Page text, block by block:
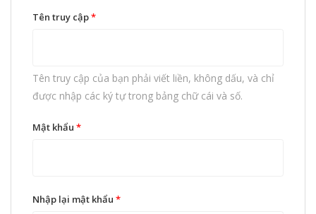
Tên truy cập*
Tên truy cập của bạn phải viết liền, không dấu, và chỉ
được nhập các ký tự trong bảng chữ cái và số.
Mật khẩu *
Nhập lại mật khẩu *